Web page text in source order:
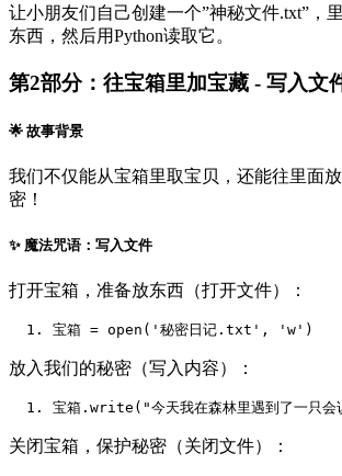
让小朋友们自己创建一个”神秘文件.txt”，
东西，然后用Python读取它。
第2部分：往宝箱里加宝藏 - 写入文
🌟 故事背景
我们不仅能从宝箱里取宝贝，还能往里面
密！
✨ 魔法咒语：写入文件
打开宝箱，准备放东西（打开文件）：
宝箱 = open ( '秘密日记.txt' , 'w' )
放入我们的秘密（写入内容）：
宝箱. write ( "今天我在森林里遇到了一只会
关闭宝箱，保护秘密（关闭文件）：